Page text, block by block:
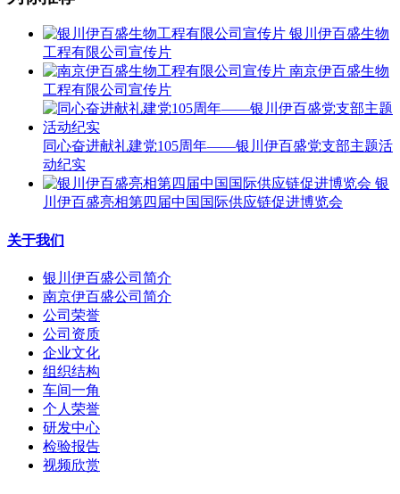
银川伊百盛生物
工程有限公司宣传片
南京伊百盛生物
工程有限公司宣传片
同心奋进献礼建党105周年——银川伊百盛党支部主题活
动纪实
银
川伊百盛亮相第四届中国国际供应链促进博览会
关于我们
银川伊百盛公司简介
南京伊百盛公司简介
公司荣誉
公司资质
企业文化
组织结构
车间一角
个人荣誉
研发中心
检验报告
视频欣赏